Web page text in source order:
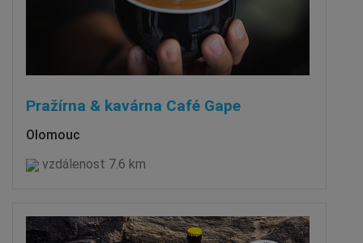
Pražírna & kavárna Café Gape
Olomouc
vzdálenost 7.6 km